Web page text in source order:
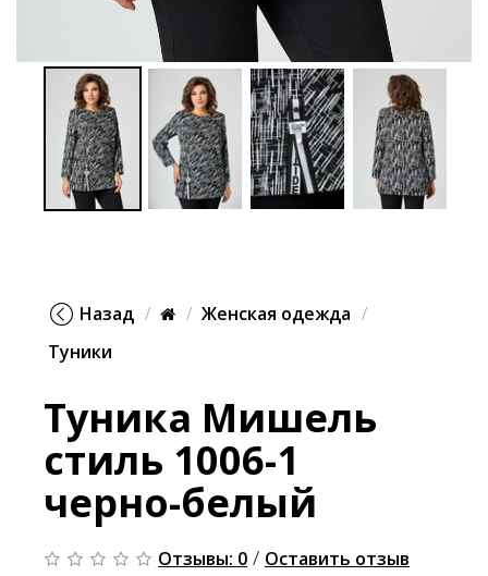
Назад
Женская одежда
Туники
Туника Мишель
стиль 1006-1
черно-белый
Отзывы: 0 / Оставить отзыв